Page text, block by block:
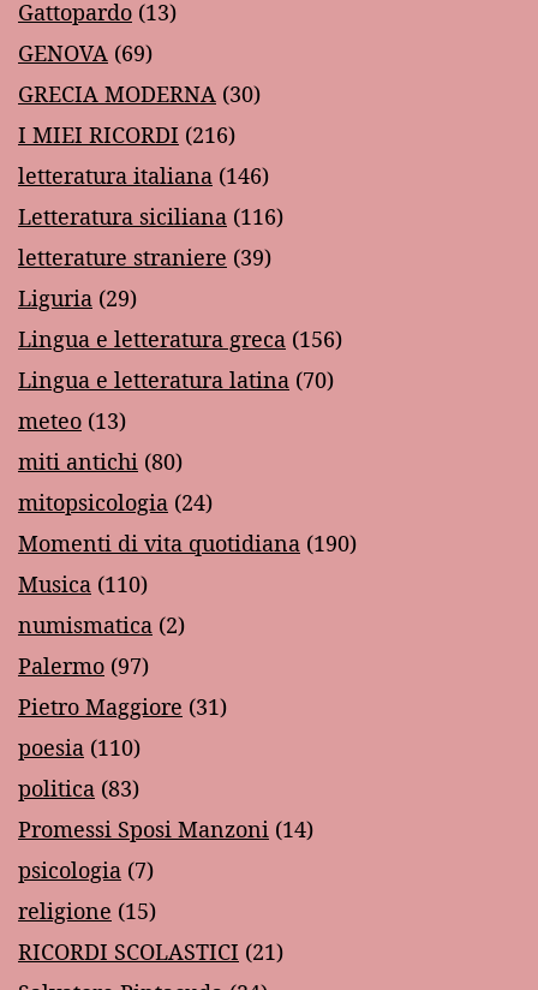
Gattopardo (13)
GENOVA (69)
GRECIA MODERNA (30)
I MIEI RICORDI (216)
letteratura italiana (146)
Letteratura siciliana (116)
letterature straniere (39)
Liguria (29)
Lingua e letteratura greca (156)
Lingua e letteratura latina (70)
meteo (13)
miti antichi (80)
mitopsicologia (24)
Momenti di vita quotidiana (190)
Musica (110)
numismatica (2)
Palermo (97)
Pietro Maggiore (31)
poesia (110)
politica (83)
Promessi Sposi Manzoni (14)
psicologia (7)
religione (15)
RICORDI SCOLASTICI (21)